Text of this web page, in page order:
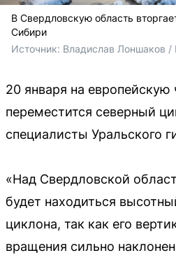
В Свердловскую область
Сибири
Источник: Владислав Лоншаков /
20 января на европейскую
переместится северный
специалисты Уральского
«Над Свердловской
будет находиться
циклона, так как его
вращения сильно